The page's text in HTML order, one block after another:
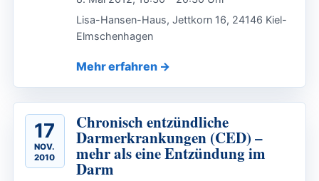
Lisa-Hansen-Haus, Jettkorn 16, 24146 Kiel-
Elmschenhagen
Mehr erfahren
17
NOV.
2010
Chronisch entzündliche
Darmerkrankungen (CED) –
mehr als eine Entzündung im
Darm